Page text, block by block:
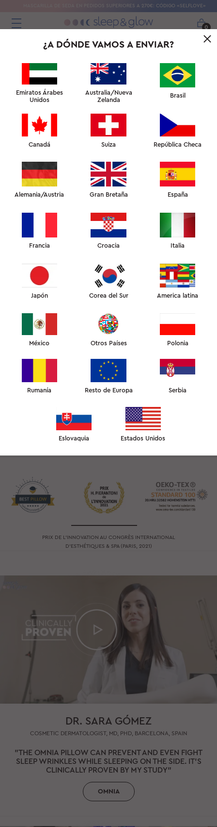
MASCARILLA DE SEDA EN PEDIDOS SUPERIORES A 270€: CÓDIGO «SELFLOVE»
0
EXPERTOS Y PREMIOS
"La almohada Sleep&Glow es un gran invento para
prevenir las arrugas del sueño."
Dr. Jay Calvert Dr. David Shafer
Dr. Daniel Sugai Danielle Collins
Dr. Cyrille Laurent Dr. Murat Dagdelen
Dr. Sara Gómez Alessandra Ricchizzi
PRIX DE L’INNOVATION AU CONGRÈS INTERNATIONAL
D’ESTHÉTIQUES & SPA (PARIS, 2021)
DR. SARA GÓMEZ
COSMETIC DERMATOLOGIST, MD, PHD, BARCELONA, SPAIN
"THE OMNIA PILLOW CAN PREVENT AND EVEN FIGHT
SLEEP WRINKLES WHILE SLEEPING ON THE SIDE. IT'S
CLINICALLY PROVEN BY MY STUDY"
OMNIA
¿A DÓNDE VAMOS A ENVIAR?
Emiratos Árabes
Unidos
Australia/Nueva
Zelanda
Brasil
Canadá Suiza República Checa
Alemania/Austria Gran Bretaña España
Francia Croacia Italia
Japón Corea del Sur America latina
México Otros Países Polonia
Rumanía Resto de Europa Serbia
Eslovaquia Estados Unidos